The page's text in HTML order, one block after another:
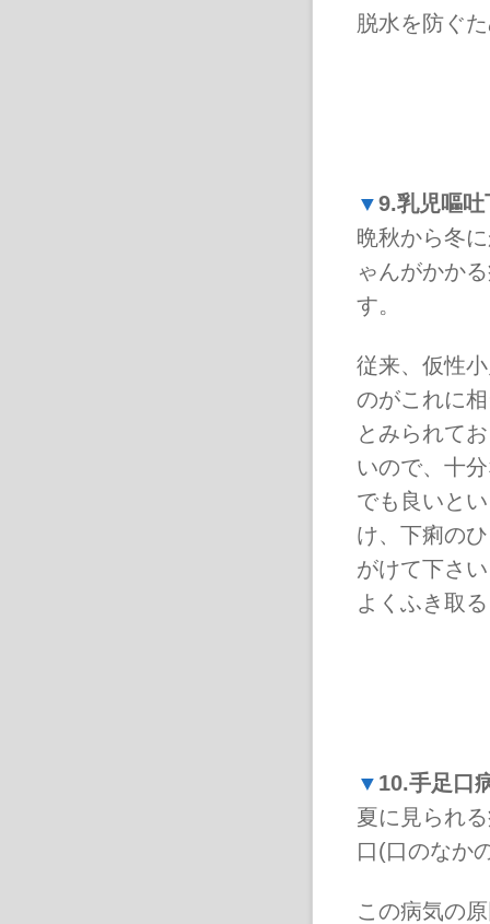
脱水を防ぐ
▼9.乳児嘔吐
晩秋から冬
ゃんがかか
す。
従来、仮性
のがこれに
とみられて
いので、十
でも良いと
け、下痢の
がけて下さ
よくふき取
▼ 10.手足口
夏に見られ
口(口のなか
この病気の